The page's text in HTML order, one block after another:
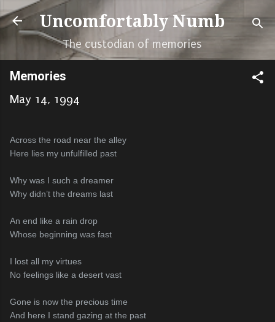
Skip to main content
Uncomfortably Numb
The custodian of memories
Memories
May 14, 1994
Across the road near the alley
Here lies my unfulfilled past
Why was I such a dreamer
Why didn’t the dreams last
An end like a rain drop
Whose beginning was fast
I lost all my virtues
No feelings like a desert vast
Gone is now the precious time
And here I stand gazing at the past